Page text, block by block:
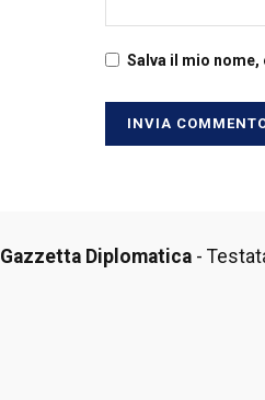
Salva il mio
Gazzetta Diplomatica-